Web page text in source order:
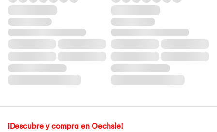
¡Descubre y compra en Oechsle!